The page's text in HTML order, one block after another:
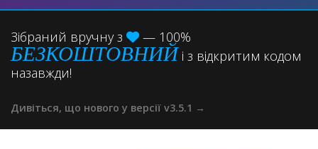
Зібраний вручну з — 100%
БЕЗКОШТОВНИЙ і з відкритим кодом
назавжди!
Дивіться, що нового у версії v3.5.1 →
чудово
казково